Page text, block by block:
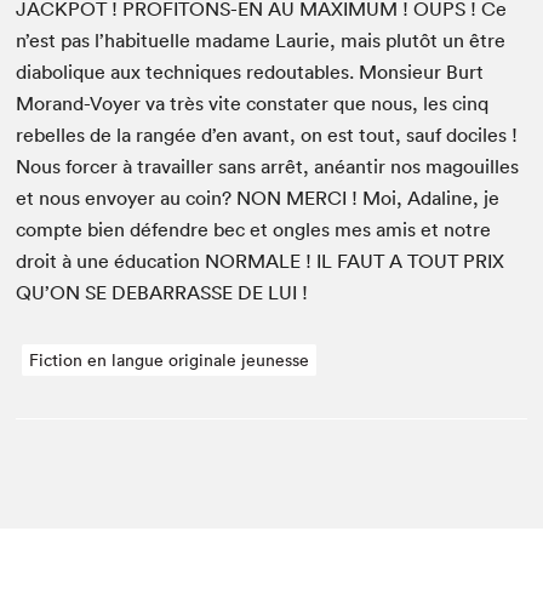
JACK­POT! PROF­I­TONS-EN AU MAX­I­MUM !OUPS ! Ce
n’est pas l’habituelle madame Lau­rie, mais plutôt un être
dia­bolique aux tech­niques red­outa­bles. Mon­sieur Burt
Morand-Voy­er va très vite con­stater que nous, les cinq
rebelles de la rangée d’en avant, on est tout, sauf dociles !
Nous forcer à tra­vailler sans arrêt, anéan­tir nos magouilles
et nous envoy­er au coin? NON MER­CI ! Moi, Ada­line, je
compte bien défendre bec et ongles mes amis et notre
droit à une édu­ca­tion NOR­MALE ! IL FAUTATOUT PRIX
QU’ONSE DEBAR­RASSE DE LUI !
Fiction en langue originale jeunesse